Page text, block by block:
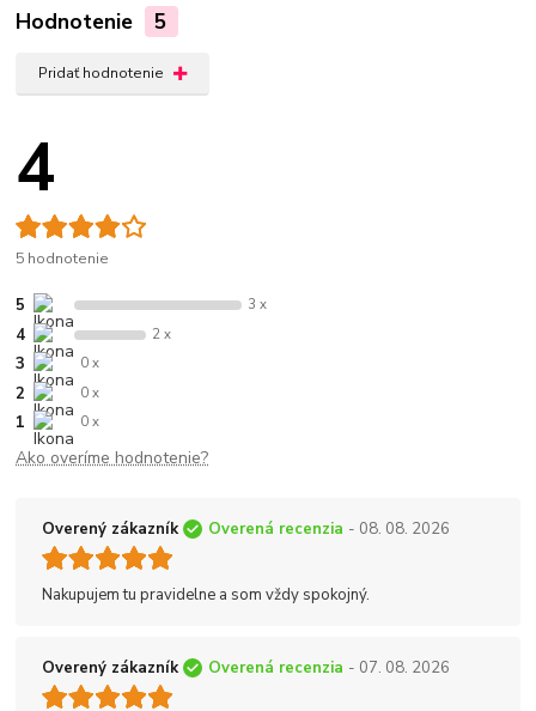
Hodnotenie 5
Pridať hodnotenie
4
5 hodnotenie
5 3 x
4 2 x
3 0 x
2 0 x
1 0 x
Ako overíme hodnotenie?
Overený zákazník Overená recenzia - 08. 08. 2026
Nakupujem tu pravidelne a som vždy spokojný.
Overený zákazník Overená recenzia - 07. 08. 2026